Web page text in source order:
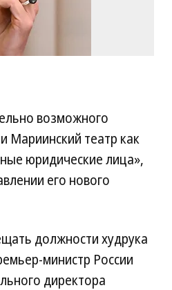
возможного
Мариинский театр как
юридические лица»,
его нового
должности худрука
министр России
директора